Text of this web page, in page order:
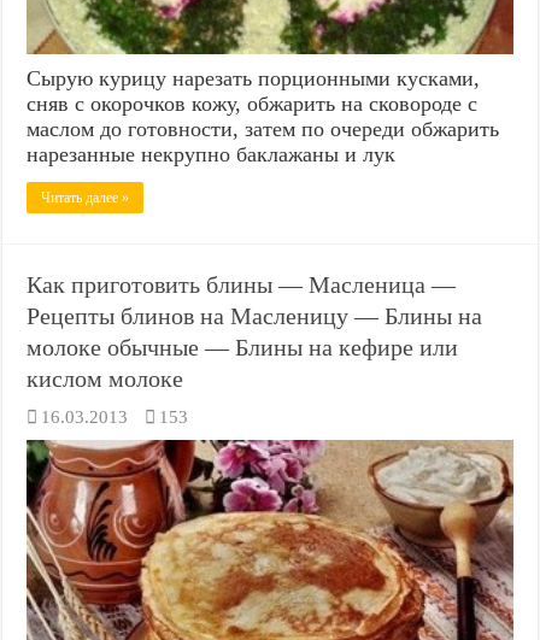
Сырую курицу нарезать порционными кусками,
сняв с окорочков кожу, обжарить на сковороде с
маслом до готовности, затем по очереди обжарить
нарезанные некрупно баклажаны и лук
Читать далее »
Как приготовить блины — Масленица —
Рецепты блинов на Масленицу — Блины на
молоке обычные — Блины на кефире или
кислом молоке
16.03.2013 153